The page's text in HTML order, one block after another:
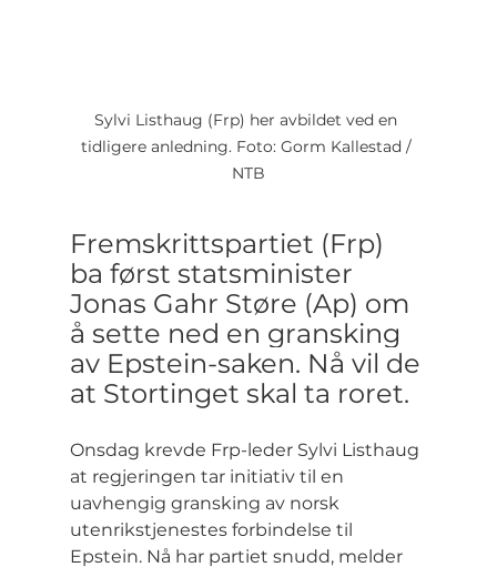
Sylvi Listhaug (Frp) her avbildet ved en
tidligere anledning. Foto: Gorm Kallestad /
NTB
Fremskrittspartiet (Frp)
ba først statsminister
Jonas Gahr Støre (Ap) om
å sette ned en gransking
av Epstein-saken. Nå vil de
at Stortinget skal ta roret.
Onsdag krevde Frp-leder Sylvi Listhaug
at regjeringen tar initiativ til en
uavhengig gransking av norsk
utenrikstjenestes forbindelse til
Epstein. Nå har partiet snudd, melder